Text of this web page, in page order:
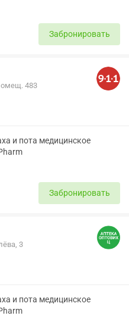
Забронировать
483
и пота медицинское
Забронировать
3
и пота медицинское